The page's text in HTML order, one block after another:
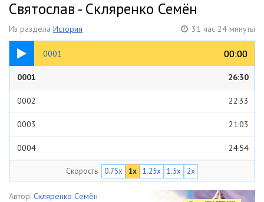
Святослав - Скляренко Семён
Из раздела История 31 час 24 минуты
0001 00:00
00:00
26:30
0001 26:30
0002 22:33
0003 21:03
0004 24:54
0006 22:55
Скорость 0.75x 1x 1.25x 1.5x 2x
Автор: Скляренко Семён